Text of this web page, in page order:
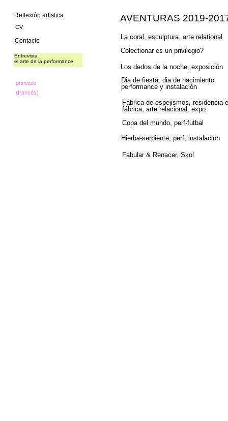
CV
Contacto
Reflexión artistica
principio
(francés)
Entrevista
el arte de la performance
AVENTURAS 2019-
Fabular & Renacer, Skol
La coral, esculptura, arte relational
Colectionar es un privilegio?
Los dedos de la noche, exposición
Dia de fiesta, dia de nacimiento
performance y instalación
Fábrica de espejismos, residencia
fábrica, arte relacional, expo
Copa del mundo, perf-futbal
Hierba-serpiente, perf, instalacion